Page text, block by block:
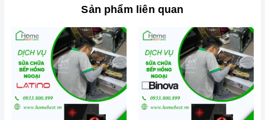
Bếp từ hồng ngoại bị hư hỏng, cần được sửa chữa
Sản phẩm liên quan